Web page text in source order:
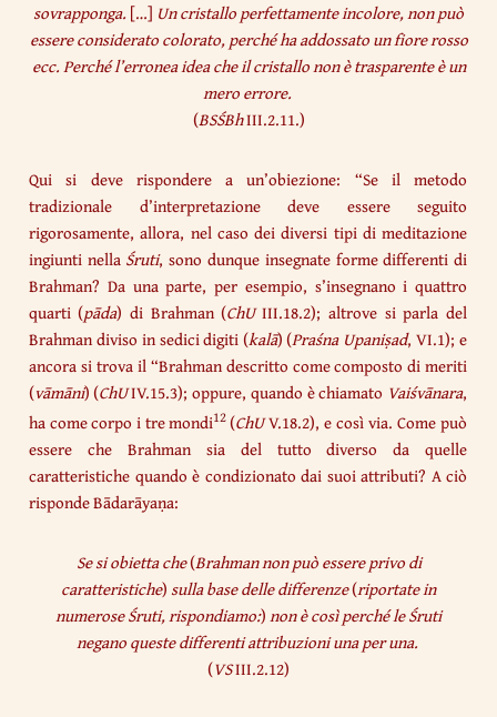
sovrapponga. […] Un cristallo perfettamente incolore, non può
essere considerato colorato, perché ha addossato un fiore rosso
ecc. Perché l’erronea idea che il cristallo non è trasparente è un
mero errore.
(BSŚBhIII.2.11.)
Qui si deve rispondere a un’obiezione: “Se il metodo
tradizionale d’interpretazione deve essere seguito
rigorosamente, allora, nel caso dei diversi tipi di meditazione
ingiunti nella Śruti, sono dunque insegnate forme differenti di
Brahman? Da una parte, per esempio, s’insegnano i quattro
quarti (pāda) di Brahman (ChUIII.18.2); altrove si parla del
Brahman diviso in sedici digiti (kalā) (Praśna Upaniṣad, VI.1); e
ancora si trova il “Brahman descritto come composto di meriti
(vāmāni) (ChUIV.15.3); oppure, quando è chiamato Vaiśvānara,
ha come corpo i tre mondi12(ChUV.18.2), e così via. Come può
essere che Brahman sia del tutto diverso da quelle
caratteristiche quando è condizionato dai suoi attributi? A ciò
risponde Bādarāyaṇa:
Se si obietta che(Brahman non può essere privo di
caratteristiche)sulla base delle differenze(riportate in
numerose Śruti, rispondiamo:)non è così perché le Śruti
negano queste differenti attribuzioni una per una.
(VSIII.2.12)